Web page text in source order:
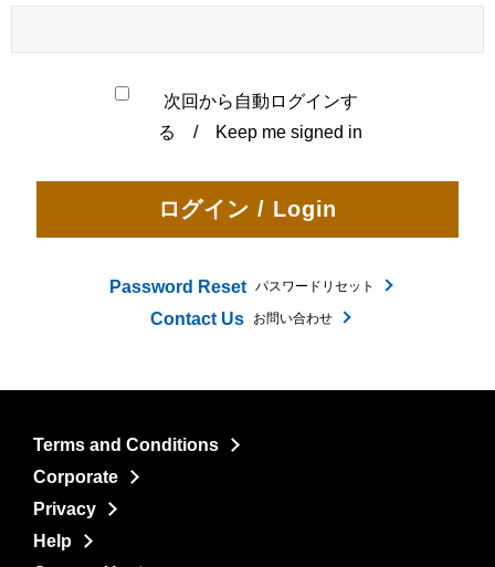
次回から自動ログインす
る / Keep me signed in
Password Reset パスワードリセット
Contact Us お問い合わせ
Terms and Conditions
Corporate
Privacy
Help